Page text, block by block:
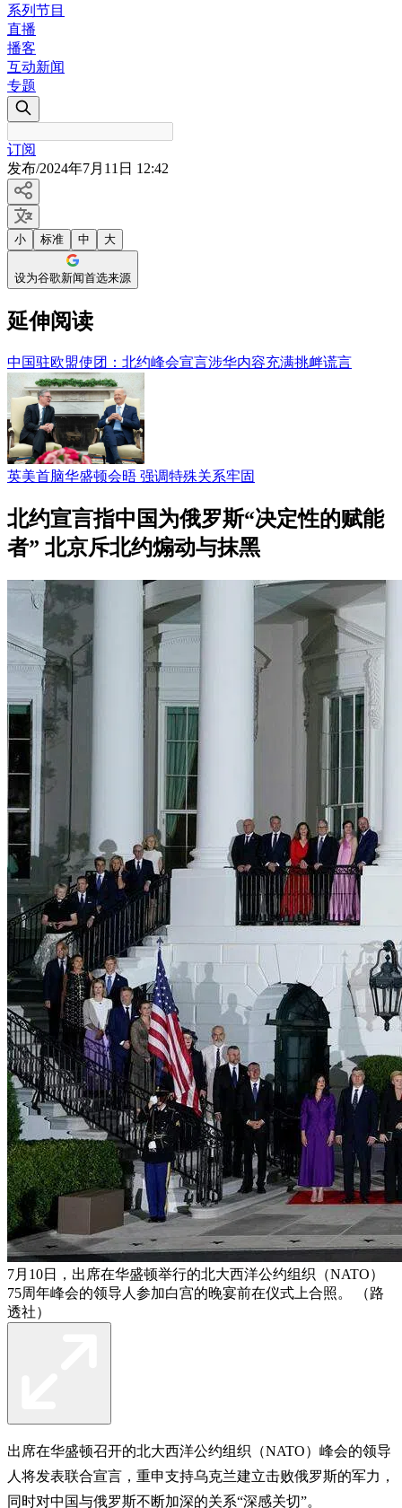
系列节目
直播
播客
互动新闻
专题
订阅
发布/2024年7月11日 12:42
小 标准 中 大
设为谷歌新闻首选来源
延伸阅读
中国驻欧盟使团：北约峰会宣言涉华内容充满挑衅谎言
英美首脑华盛顿会晤 强调特殊关系牢固
北约宣言指中国为俄罗斯“决定性的赋能
者” 北京斥北约煽动与抹黑
7月10日，出席在华盛顿举行的北大西洋公约组织（NATO）
75周年峰会的领导人参加白宫的晚宴前在仪式上合照。 （路
透社）
出席在华盛顿召开的北大西洋公约组织（NATO）峰会的领导
人将发表联合宣言，重申支持乌克兰建立击败俄罗斯的军力，
同时对中国与俄罗斯不断加深的关系“深感关切”。